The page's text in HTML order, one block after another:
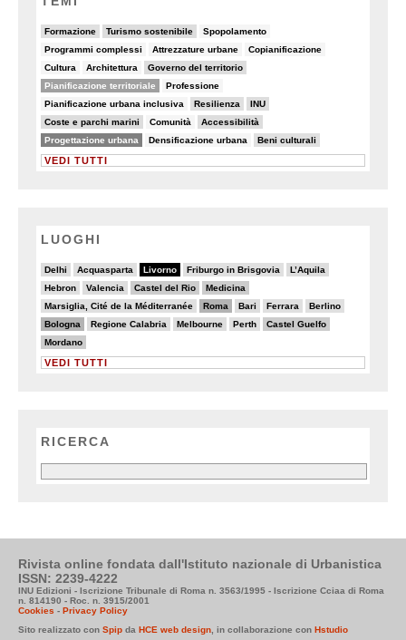
Formazione
9/82 Turismo sostenibile
18/82 Spopolamento
6/82
Programmi complessi
5/82 Attrezzature urbane
5/82 Copianificazione
5/82
Cultura
7/82 Architettura
7/82 Governo del territorio
19/82
Pianificazione territoriale
44/82 Professione
5/82
Pianificazione urbana inclusiva
5/82 Resilienza
14/82 INU
22/82
Coste e parchi marini
19/82 Comunità
6/82 Accessibilità
23/82
Progettazione urbana
50/82 Densificazione urbana
8/82 Beni culturali
11/82
VEDI TUTTI
LUOGHI
Delhi
4/20 Acquasparta
3/20 Livorno
20/20 Friburgo in Brisgovia
3/20 L’Aquila
4/20
Hebron
2/20 Valencia
5/20 Castel del Rio
6/20 Medicina
6/20
Marsiglia, Cité de la Méditerranée
2/20 Roma
9/20 Bari
5/20 Ferrara
2/20 Berlino
2/20
Bologna
8/20 Regione Calabria
4/20 Melbourne
5/20 Perth
3/20 Castel Guelfo
6/20
Mordano
6/20
VEDI TUTTI
RICERCA
Rivista online fondata dall'Istituto nazionale di Urbanistica
ISSN: 2239-4222
INU Edizioni - Iscrizione Tribunale di Roma n. 3563/1995 - Iscrizione Cciaa di Roma
n. 814190 - Roc. n. 3915/2001
Cookies - Privacy Policy
Sito realizzato con Spip da HCE web design , in collaborazione con Hstudio